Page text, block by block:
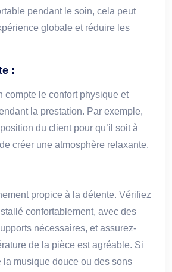
pendant le soin, cela peut
globale et réduire les
:
compte le confort physique et
la prestation. Par exemple,
du client pour qu’il soit à
créer une atmosphère relaxante.
propice à la détente. Vérifiez
confortablement, avec des
nécessaires, et assurez-
de la pièce est agréable. Si
la musique douce ou des sons